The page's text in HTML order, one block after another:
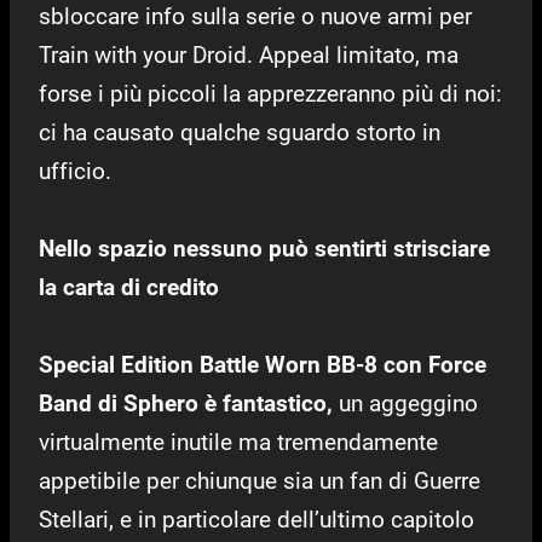
sbloccare info sulla serie o nuove armi per
Train with your Droid. Appeal limitato, ma
forse i più piccoli la apprezzeranno più di noi:
ci ha causato qualche sguardo storto in
ufficio.
Nello spazio nessuno può sentirti strisciare
la carta di credito
Special Edition Battle Worn BB-8 con Force
Band di Sphero è fantastico, un aggeggino
virtualmente inutile ma tremendamente
appetibile per chiunque sia un fan di Guerre
Stellari, e in particolare dell’ultimo capitolo